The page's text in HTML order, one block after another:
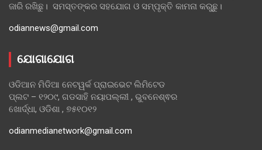
ଜାରି ରଖିଛୁ। ସମସ୍ତଙ୍କର ସହଯୋଗ ଓ ସମ୍ପୃକ୍ତି କାମନା କରୁଛୁ।
odiannews@gmail.com
ଯୋଗାଯୋଗ
ଓଡିଆନ ମିଡିଆ ନେଟୱର୍କ ପ୍ରାଇଭେଟ ଲିମିଟେଡ
ପ୍ଲଟ – ୧୨୦୯, ଗଡସାହି ନୟାପଲ୍ଲୀ , ଭୁବନେଶ୍ଵର
ଖୋର୍ଦ୍ଧା, ଓଡିଶା , ୭୫୧୦୧୨
odianmedianetwork@gmail.com